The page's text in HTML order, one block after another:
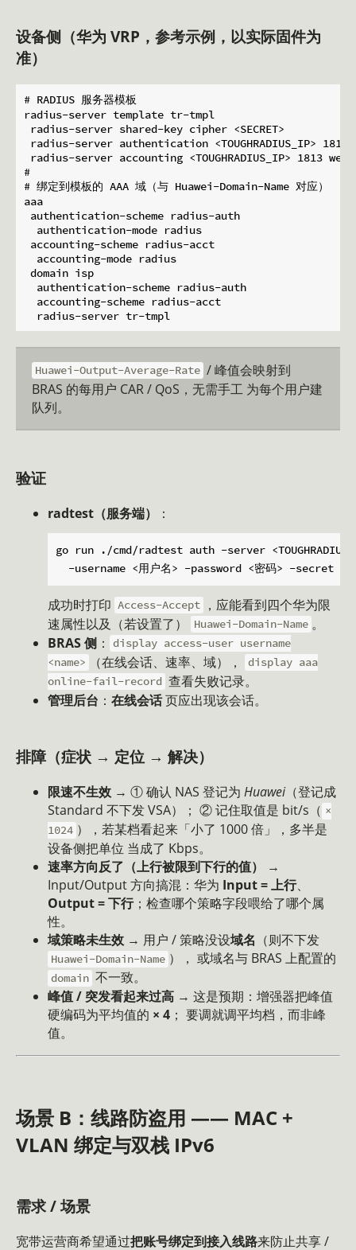
设备侧（华为 VRP，参考示例，以实际固件为
准）
# RADIUS 服务器模板
radius-server template tr-tmpl
radius-server shared-key cipher <SECRET>
radius-server authentication <TOUGHRADIUS_IP>
radius-server accounting <TOUGHRADIUS_IP> 1813
#
# 绑定到模板的 AAA 域（与 Huawei-Domain-Name 对应）
aaa
authentication-scheme radius-auth
  authentication-mode radius
accounting-scheme radius-acct
  accounting-mode radius
domain isp
  authentication-scheme radius-auth
  accounting-scheme radius-acct
Huawei-Output-Average-Rate / 峰值会映射到
BRAS 的每用户 CAR / QoS，无需手工 为每个用户建
队列。
验证
radtest（服务端） ：
go run ./cmd/radtest auth -server
成功时打印 Access-Accept
，应能看到四个华为限
速属性以及（若设置了）
Huawei-Domain-Name 。
BRAS 侧 ：
display access-user username
<name>
（在线会话、速率、域），
display aaa
online-fail-record 查看失败记录。
管理后台 ： 在线会话页应出现该会话。
排障（症状 → 定位 → 解决）
限速不生效 → ① 确认 NAS 登记为 Huawei（登记成
Standard 不下发 VSA）； ② 记住取值是 bit/s（ ×
1024 ），若某档看起来「小了 1000 倍」，多半是
设备侧把单位 当成了 Kbps。
速率方向反了（上行被限到下行的值）
→
Input/Output 方向搞混：华为 Input = 上行、
Output = 下行；检查哪个策略字段喂给了哪个属
性。
域策略未生效 → 用户 / 策略没设域名 （则不下发
Huawei-Domain-Name ）， 或域名与 BRAS 上配置的
domain 不一致。
峰值 / 突发看起来过高 → 这是预期：增强器把峰值
硬编码为平均值的 × 4 ； 要调就调平均档，而非峰
值。
场景 B：线路防盗用 —— MAC +
VLAN 绑定与双栈 IPv6
需求 / 场景
宽带运营商希望通过把账号绑定到接入线路来防止共享 /